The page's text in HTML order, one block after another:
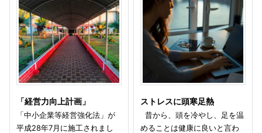
「経営力向上計画」
「中小企業等経営強化法」が
平成28年7月に施工されまし
ストレスに頭寒足熱
昔から、頭を冷やし、足を温
めることは健康に良いと言わ